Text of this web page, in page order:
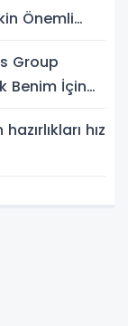
Önemli
Group
Benim İçin
hız